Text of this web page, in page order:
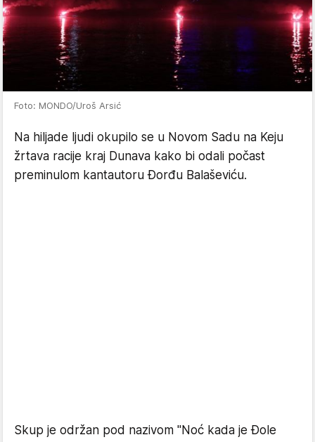
Foto: MONDO/Uroš Arsić
Na hiljade ljudi okupilo se u Novom Sadu na Keju
žrtava racije kraj Dunava kako bi odali počast
preminulom kantautoru Đorđu Balaševiću.
Skup je održan pod nazivom "Noć kada je Đole